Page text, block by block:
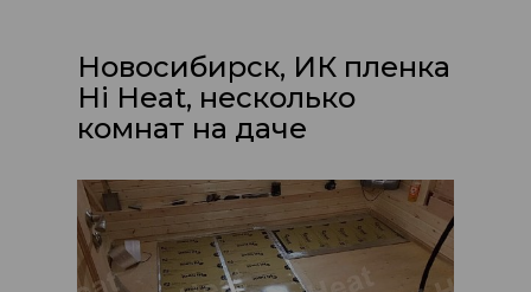
Новосибирск, ИК пленка
Hi Heat, несколько
комнат на даче